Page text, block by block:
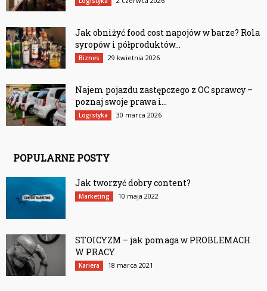
Jak obniżyć food cost napojów w barze? Rola
syropów i półproduktów...
Biznes 29 kwietnia 2026
Najem pojazdu zastępczego z OC sprawcy –
poznaj swoje prawa i...
Logistyka 30 marca 2026
POPULARNE POSTY
Jak tworzyć dobry content?
Marketing 10 maja 2022
STOICYZM – jak pomaga w PROBLEMACH
W PRACY
Kariera 18 marca 2021